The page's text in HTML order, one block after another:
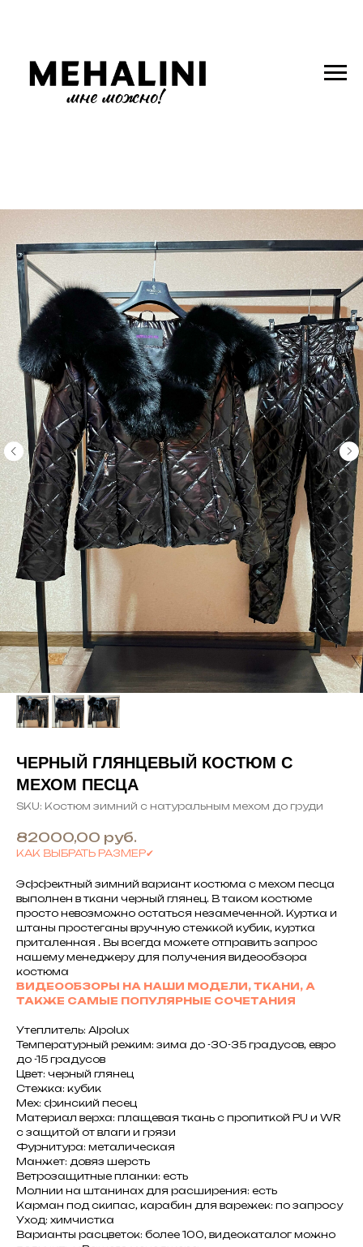
ЧЕРНЫЙ ГЛЯНЦЕВЫЙ КОСТЮМ С
МЕХОМ ПЕСЦА
SKU: Костюм зимний с натуральным мехом до груди
82000,00 руб.
КАК ВЫБРАТЬ РАЗМЕР✔
Эффектный зимний вариант костюма с мехом песца
выполнен в ткани черный глянец. В таком костюме
просто невозможно остаться незамеченной. Куртка и
штаны простеганы вручную стежкой кубик, куртка
приталенная . Вы всегда можете отправить запрос
нашему менеджеру для получения видеообзора
костюма
ВИДЕООБЗОРЫ НА НАШИ МОДЕЛИ, ТКАНИ, А
ТАКЖЕ САМЫЕ ПОПУЛЯРНЫЕ СОЧЕТАНИЯ
Утеплитель: Alpolux
Температурный режим: зима до -30-35 градусов, евро
до -15 градусов
Цвет: черный глянец
Стежка: кубик
Мех: финский песец
Материал верха: плащевая ткань с пропиткой PU и WR
с защитой от влаги и грязи
Фурнитура: металическая
Манжет: довяз шерсть
Ветрозащитные планки: есть
Молнии на штанинах для расширения: есть
Карман под скипас, карабин для варежек: по запросу
Уход: химчистка
Варианты расцветок: более 100, видеокаталог можно